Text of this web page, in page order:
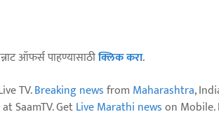
ऑफर्स पाहण्यासाठीक्लिक करा.
TV.Breaking newsfrom Maharashtra,
SaamTV. GetLive Marathi newson Mobile.